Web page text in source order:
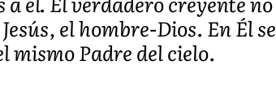
el hombre-Dios. En Él se
mismo Padre del cielo.